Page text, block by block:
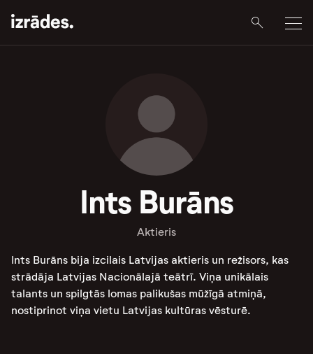
Ints Burāns
Aktieris
Ints Burāns bija izcilais Latvijas aktieris un režisors, kas
strādāja Latvijas Nacionālajā teātrī. Viņa unikālais
talants un spilgtās lomas palikušas mūžīgā atmiņā,
nostiprinot viņa vietu Latvijas kultūras vēsturē.